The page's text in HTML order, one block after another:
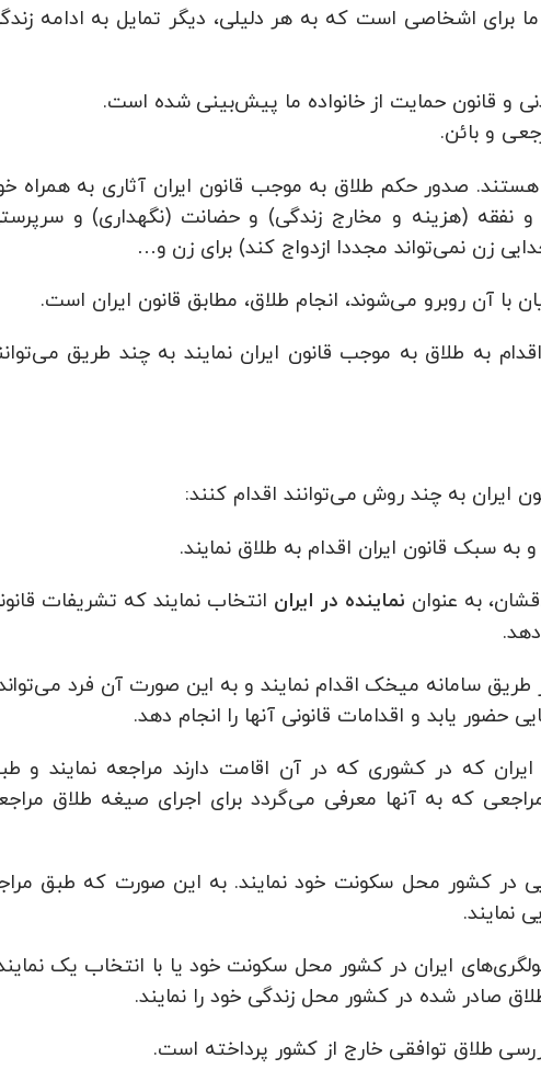
برای اشخاصی است که به هر دلیلی، دیگر تمایل به ادامه
و قانون حمایت از خانواده ما پیش‌بینی شده‌ است.
و بائن.
صدور حکم طلاق به موجب قانون ایران آثاری به همراه
نفقه (هزینه و مخارج زندگی) و حضانت (نگهداری) و
زن نمی‌تواند مجددا ازدواج کند) برای زن و…
با آن روبرو می‌شوند، انجام طلاق، مطابق قانون ایران است.
به طلاق به موجب قانون ایران نمایند به چند طریق
ایران به چند روش می‌توانند اقدام کنند:
به سبک قانون ایران اقدام به طلاق نمایند.
به عنوان نماینده در ایران انتخاب نمایند که تشریفات
طریق سامانه میخک اقدام نمایند و به این صورت آن فرد
حضور یابد و اقدامات قانونی آنها را انجام دهد.
که در کشوری که در آن اقامت دارند مراجعه نمایند و
که به آنها معرفی می‌گردد برای اجرای صیغه طلاق
در کشور محل سکونت خود نمایند. به این صورت که طبق
نمایند.
ایران در کشور محل سکونت خود یا با انتخاب یک
صادر شده در کشور محل زندگی خود را نمایند.
طلاق توافقی خارج از کشور پرداخته است.